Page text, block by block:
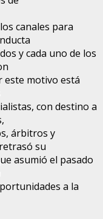
canales para
y cada uno de los
este motivo está
con destino a
árbitros y
su
asumió el pasado
a la